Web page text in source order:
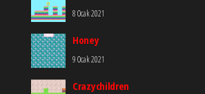
8 Ocak 2021
Honey
9 Ocak 2021
Crazychildren